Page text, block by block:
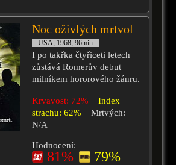
Noc oživlých mrtvol
USA, 1968, 96min
I po takřka čtyřiceti letech
zůstává Romerův debut
milníkem hororového žánru.
Krvavost: 72%
Index
strachu: 62%
Mrtvých:
N/A
Hodnocení:
81% 79%